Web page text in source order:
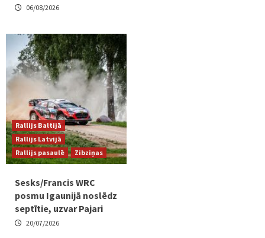
06/08/2026
Rallijs Baltijā
Rallijs Latvijā
Rallijs pasaulē
Zibziņas
Sesks/Francis WRC
posmu Igaunijā noslēdz
septītie, uzvar Pajari
20/07/2026